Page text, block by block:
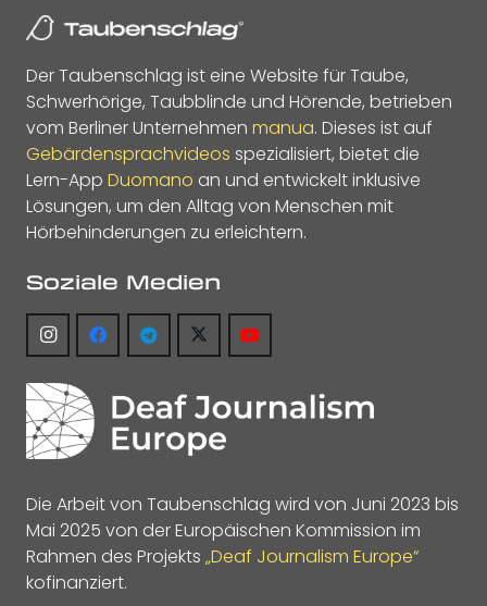
Der Taubenschlag ist eine Website für Taube,
Schwerhörige, Taubblinde und Hörende, betrieben
vom Berliner Unternehmen manua. Dieses ist auf
Gebärdensprachvideos spezialisiert, bietet die
Lern-App Duomano an und entwickelt inklusive
Lösungen, um den Alltag von Menschen mit
Hörbehinderungen zu erleichtern.
Soziale Medien
Die Arbeit von Taubenschlag wird von Juni 2023 bis
Mai 2025 von der Europäischen Kommission im
Rahmen des Projekts „Deaf Journalism Europe“
kofinanziert.